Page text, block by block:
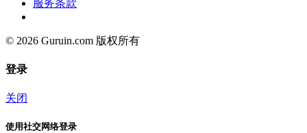
服务条款
© 2026 Guruin.com 版权所有
登录
关闭
使用社交网络登录